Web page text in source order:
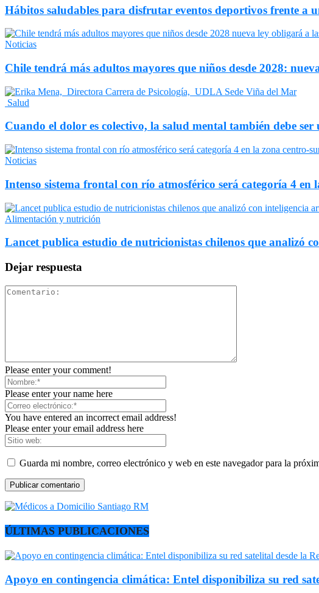
Hábitos saludables para disfrutar eventos deportivos frente a
Noticias
Chile tendrá más adultos mayores que niños desde 2028:
Salud
Cuando el dolor es colectivo, la salud mental también debe
Noticias
Intenso sistema frontal con río atmosférico será categoría 4 en
Alimentación y nutrición
Lancet publica estudio de nutricionistas chilenos que analizó
Dejar respuesta
Please enter your comment!
Please enter your name here
You have entered an incorrect email address!
Please enter your email address here
Guarda mi nombre, correo electrónico y web en este navegador para la
ÚLTIMAS PUBLICACIONES
Apoyo en contingencia climática: Entel disponibiliza su red